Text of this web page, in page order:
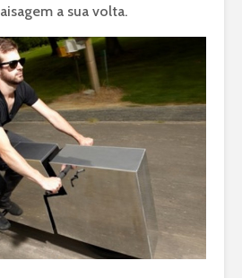
a sua volta.